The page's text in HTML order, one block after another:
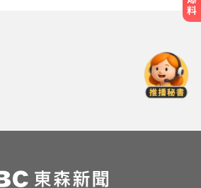
停課」
風雨！企聯父親節回歸
張正韋用勝利感謝老爸